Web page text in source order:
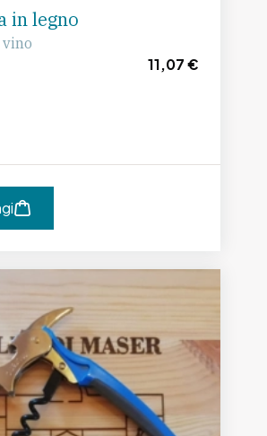
in legno
vino
11,07 €